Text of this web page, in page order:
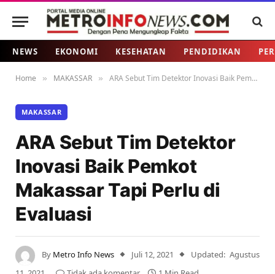
NEWS EKONOMI KESEHATAN PENDIDIKAN
Home » MAKASSAR » ARA Sebut Tim Detektor Inovasi Baik Pemkot Makassar Tapi Perlu di Evaluasi
MAKASSAR
ARA Sebut Tim Detektor
Inovasi Baik Pemkot
Makassar Tapi Perlu di
Evaluasi
By Metro Info News Juli 12, 2021 Updated: Agustus